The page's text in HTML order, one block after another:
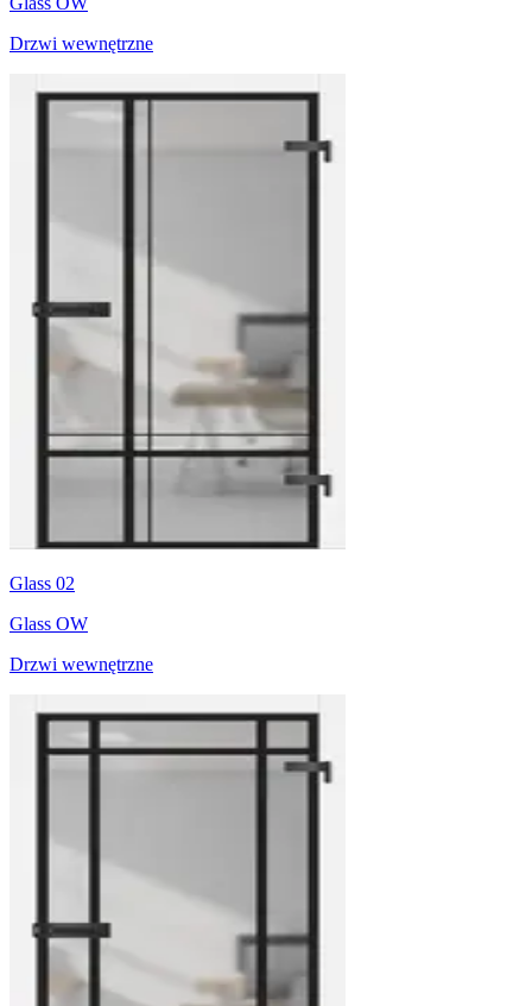
Drzwi wewnętrzne
Glass 02
Glass OW
Drzwi wewnętrzne